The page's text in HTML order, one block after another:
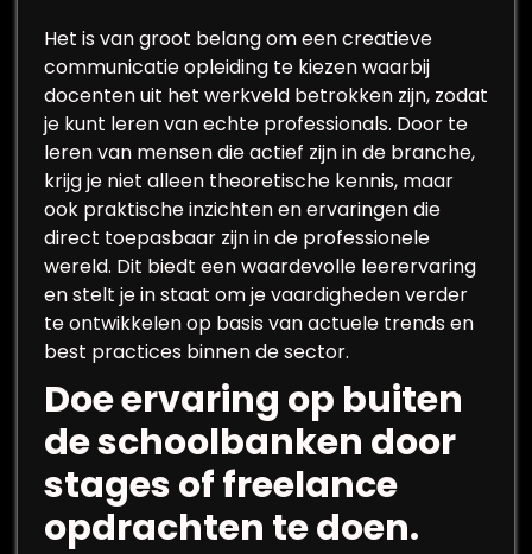
Het is van groot belang om een creatieve
communicatie opleiding te kiezen waarbij
docenten uit het werkveld betrokken zijn, zodat
je kunt leren van echte professionals. Door te
leren van mensen die actief zijn in de branche,
krijg je niet alleen theoretische kennis, maar
ook praktische inzichten en ervaringen die
direct toepasbaar zijn in de professionele
wereld. Dit biedt een waardevolle leerervaring
en stelt je in staat om je vaardigheden verder
te ontwikkelen op basis van actuele trends en
best practices binnen de sector.
Doe ervaring op buiten
de schoolbanken door
stages of freelance
opdrachten te doen.